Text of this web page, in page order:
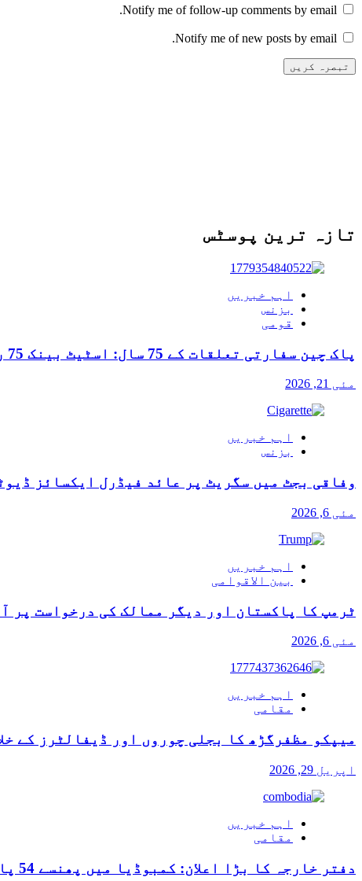
Notify me of follow-up comments by email.
Notify me of new posts by email.
تازہ ترین پوسٹس
اہم خبریں
بزنس
قومی
پاک چین سفارتی تعلقات کے 75 سال: اسٹیٹ بینک 75 روپے کا یادگاری سکہ جاری کرے گا
مئی 21, 2026
اہم خبریں
بزنس
وفاقی بجٹ میں سگریٹ پر عائد فیڈرل ایکسائز
مئی 6, 2026
اہم خبریں
بین الاقوامی
ٹرمپ کا پاکستان اور دیگر ممالک کی درخواست پر
مئی 6, 2026
اہم خبریں
مقامی
میپکو مظفرگڑھ کا بجلی چوروں اور ڈیفالٹرز کے
اپریل 29, 2026
اہم خبریں
مقامی
دفتر خارجہ کا بڑا اعلان: کمبوڈیا میں پھنسے 54 پاکستانیوں کی وطن واپسی کی راہ ہموار